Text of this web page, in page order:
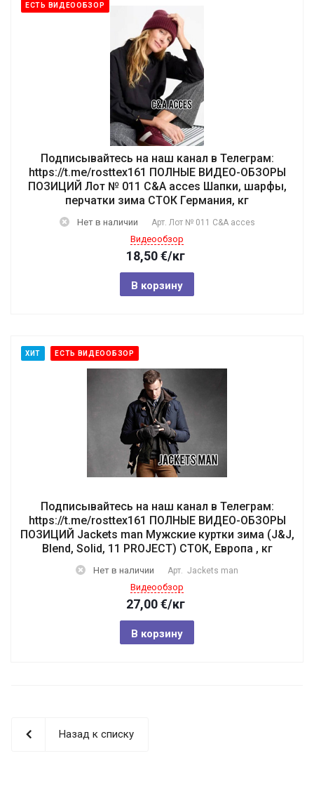
ЕСТЬ ВИДЕООБЗОР
Подписывайтесь на наш канал в Телеграм:
https://t.me/rosttex161 ПОЛНЫЕ ВИДЕО-ОБЗОРЫ
ПОЗИЦИЙ Лот № 011 C&A acces Шапки, шарфы,
перчатки зима СТОК Германия, кг
Нет в наличии Арт. Лот № 011 C&A acces
Видеообзор
18,50€/кг
В корзину
ХИТ ЕСТЬ ВИДЕООБЗОР
Подписывайтесь на наш канал в Телеграм:
https://t.me/rosttex161 ПОЛНЫЕ ВИДЕО-ОБЗОРЫ
ПОЗИЦИЙ Jackets man Мужские куртки зима (J&J,
Blend, Solid, 11 PROJECT) СТОК, Европа , кг
Нет в наличии Арт. Jackets man
Видеообзор
27,00€/кг
В корзину
Назад к списку